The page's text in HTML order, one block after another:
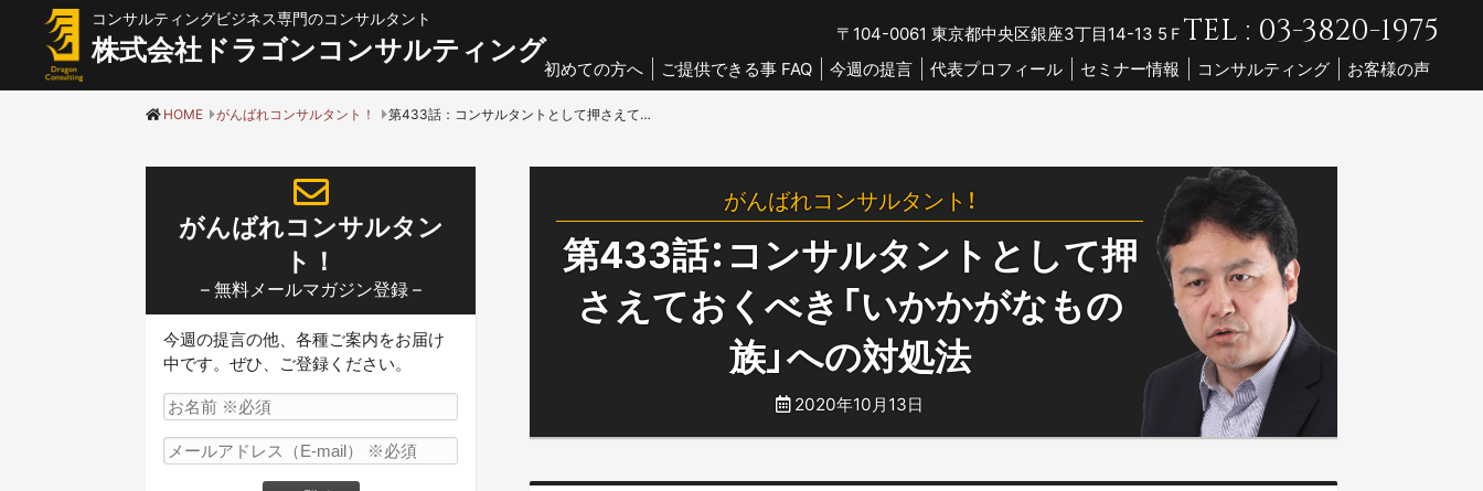
コンサルティングビジネス専門のコンサルタント
株式会社ドラゴンコンサルティング 〒104-0061 東京都中央区銀座3丁目14-13 5Ｆ TEL : 03-3820-1975
初めての方へ ご提供できる事 FAQ 今週の提言 代表プロフィール セミナー情報 コンサルティング お客様の声
HOME がんばれコンサルタント！ 第433話：コンサルタントとして押さえておくべき「いかかがなもの族」への対処法
がんばれコンサルタント！
第433話：コンサルタントとして押
さえておくべき「いかかがなもの
族」への対処法
2020年10月13日
がんばれコンサルタン
ト！
– 無料メールマガジン登録 –
今週の提言の他、各種ご案内をお届け
中です。ぜひ、ご登録ください。